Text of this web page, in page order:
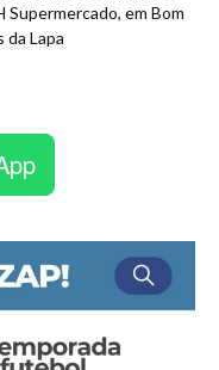
Supermercado, em Bom
da Lapa